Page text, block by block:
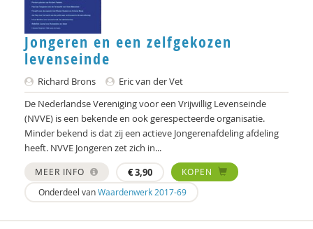
Clementine Degener
Simone van Dongen
Diede van Doornik
Maartje Driessen
Hans van Ewijk
Vincent Feith
Olaf Galisch
Jongeren en een zelfgekozen
levenseinde
Richard Brons
Eric van der Vet
De Nederlandse Vereniging voor een Vrijwillig Levenseinde
(NVVE) is een bekende en ook gerespecteerde organisatie.
Minder bekend is dat zij een actieve Jongerenafdeling afdeling
heeft. NVVE Jongeren zet zich in...
MEER INFO €3,90
KOPEN
Onderdeel vanWaardenwerk 2017-69